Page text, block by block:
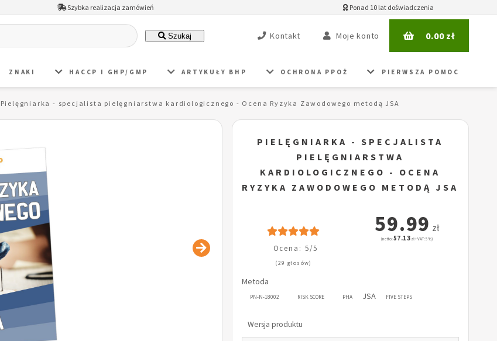
Szybka realizacja zamówień Ponad 10 lat doświadczenia
Szukaj Kontakt Moje konto 0.00zł
ZNAKI HACCP I GHP/GMP ARTYKUŁY BHP OCHRONA PPOŻ PIERWSZA POMOC
Pielęgniarka - specjalista pielęgniarstwa kardiologicznego - Ocena Ryzyka Zawodowego metodą JSA
PIELĘGNIARKA - SPECJALISTA
PIELĘGNIARSTWA
KARDIOLOGICZNEGO - OCENA
RYZYKA ZAWODOWEGO METODĄ JSA
Ocena: 5/5
(29 głosów)
59.99 zł
(netto:57.13 zł + VAT: 5%)
Metoda
PN-N-18002 RISK SCORE PHA JSA FIVE STEPS
Wersja produktu